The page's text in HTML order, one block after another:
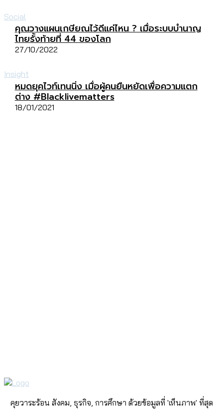
Social
คุณวางแผนเกษียณไว้ดีแค่ไหน ? เมื่อระบบบำนาญ
ไทยรั้งท้ายที่ 44 ของโลก
27/10/2022
Insight
หมดยุคไวท์เทนนิ่ง เมื่อผู้คนยืนหยัดเพื่อความแตก
ต่าง #Blacklivematters
18/01/2021
คุยวาระร้อน สังคม, ธุรกิจ, การศึกษา ด้วยข้อมูลที่ 'เห็นภาพ' ที่สุด